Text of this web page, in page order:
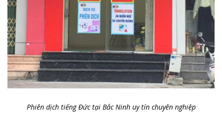
Phiên dịch tiếng Đức tại Bắc Ninh uy tín chuyên nghiệp